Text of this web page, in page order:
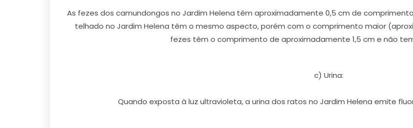
As fezes dos camundongos no Jardim Helena têm aproximadamente 0,5 cm de
telhado no Jardim Helena têm o mesmo aspecto, porém com o comprimento maior
fezes têm o comprimento de aproximadamente 1,5 cm e não
c) Urina:
Quando exposta à luz ultravioleta, a urina dos ratos no Jardim Helena emite